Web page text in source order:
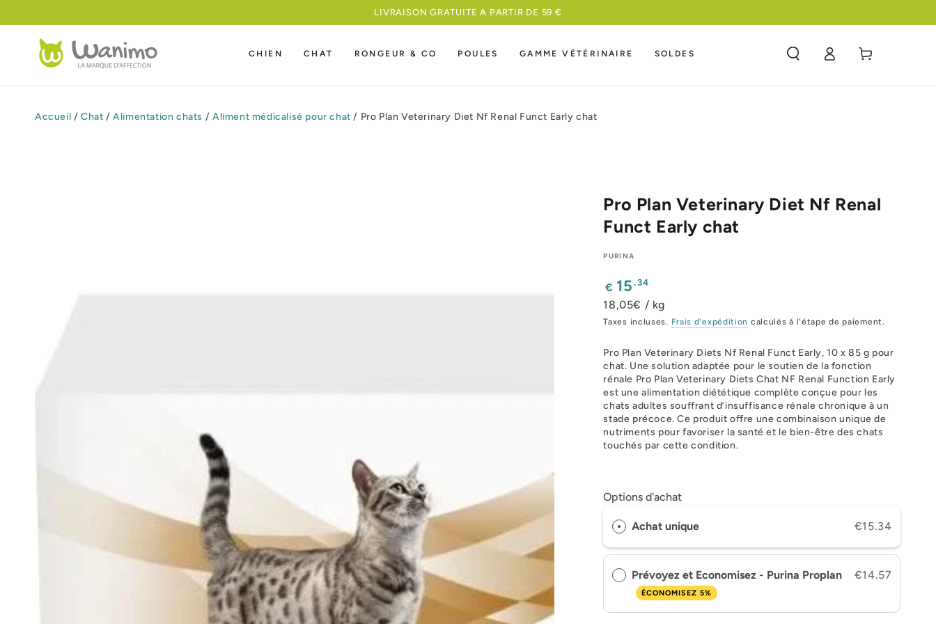
MEILLEURE NOURRITURE A UN PRIX COMPETITIF
CHIEN CHAT RONGEUR & CO POULES GAMME VÉTÉRINAIRE SOLDES Connexion Panier
Accueil / Chat / Alimentation chats / Aliment médicalisé pour chat / Pro Plan Veterinary Diet Nf Renal Funct Early chat
Pro Plan Veterinary Diet Nf Renal
Funct Early chat
PURINA
Prix
€ 15 .34
18,05€ / kg
Taxes incluses. Frais d'expédition calculés à l'étape de paiement.
Pro Plan Veterinary Diets Nf Renal Funct Early, 10 x 85 g pour
chat. Une solution adaptée pour le soutien de la fonction
rénale Pro Plan Veterinary Diets Chat NF Renal Function Early
est une alimentation diététique complète conçue pour les
chats adultes souffrant d’insuffisance rénale chronique à un
stade précoce. Ce produit offre une combinaison unique de
nutriments pour favoriser la santé et le bien-être des chats
touchés par cette condition.
Options d'achat
Achat unique €15.34
Prévoyez et Economisez - Purina Proplan
ÉCONOMISEZ 5%
€14.57